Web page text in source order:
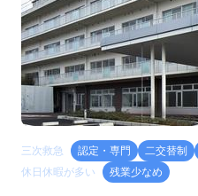
三次救急 認定・専門 二交替制
休日休暇が多い
残業少なめ